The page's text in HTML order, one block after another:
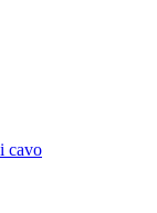
cavo